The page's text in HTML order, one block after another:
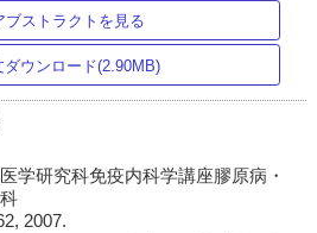
ブストラクトを見る
ダウンロード(2.90MB)
学研究科免疫内科学講座膠原病・
2007.